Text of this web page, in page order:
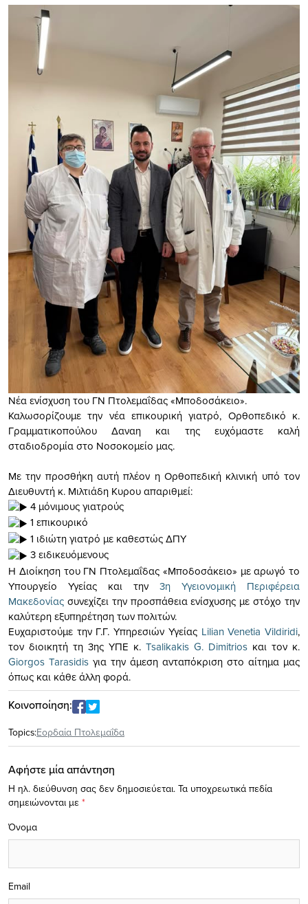
Νέα ενίσχυση του ΓΝ Πτολεμαΐδας «Μποδοσάκειο».
Καλωσορίζουμε την νέα επικουρική γιατρό, Ορθοπεδικό κ.
Γραμματικοπούλου Δαναη και της ευχόμαστε καλή
σταδιοδρομία στο Νοσοκομείο μας.
Με την προσθήκη αυτή πλέον η Ορθοπεδική κλινική υπό τον
Διευθυντή κ. Μιλτιάδη Κυρου απαριθμεί:
4 μόνιμους γιατρούς
1 επικουρικό
1 ιδιώτη γιατρό με καθεστώς ΔΠΥ
3 ειδικευόμενους
Η Διοίκηση του ΓΝ Πτολεμαΐδας «Μποδοσάκειο» με αρωγό το
Υπουργείο Υγείας και την 3η Υγειονομική Περιφέρεια
Μακεδονίας συνεχίζει την προσπάθεια ενίσχυσης με στόχο την
καλύτερη εξυπηρέτηση των πολιτών.
Ευχαριστούμε την Γ.Γ. Υπηρεσιών Υγείας Lilian Venetia Vildiridi,
τον διοικητή τη 3ης ΥΠΕ κ. Tsalikakis G. Dimitrios και τον κ.
Giorgos Tarasidis για την άμεση ανταπόκριση στο αίτημα μας
όπως και κάθε άλλη φορά.
Κοινοποίηση:
Topics:Εορδαία Πτολεμαΐδα
Αφήστε μία απάντηση
Η ηλ. διεύθυνση σας δεν δημοσιεύεται. Τα υποχρεωτικά πεδία
σημειώνονται με *
Όνομα
Email